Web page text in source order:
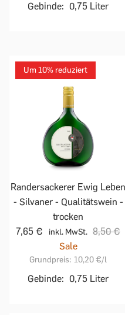
Gebinde: 0,75 Liter
Um 10% reduziert
Randersackerer Ewig Leben
- Silvaner - Qualitätswein -
trocken
7,65 €
inkl. MwSt. 8,50 €
Sale
Grundpreis: 10,20 €/l
Gebinde: 0,75 Liter